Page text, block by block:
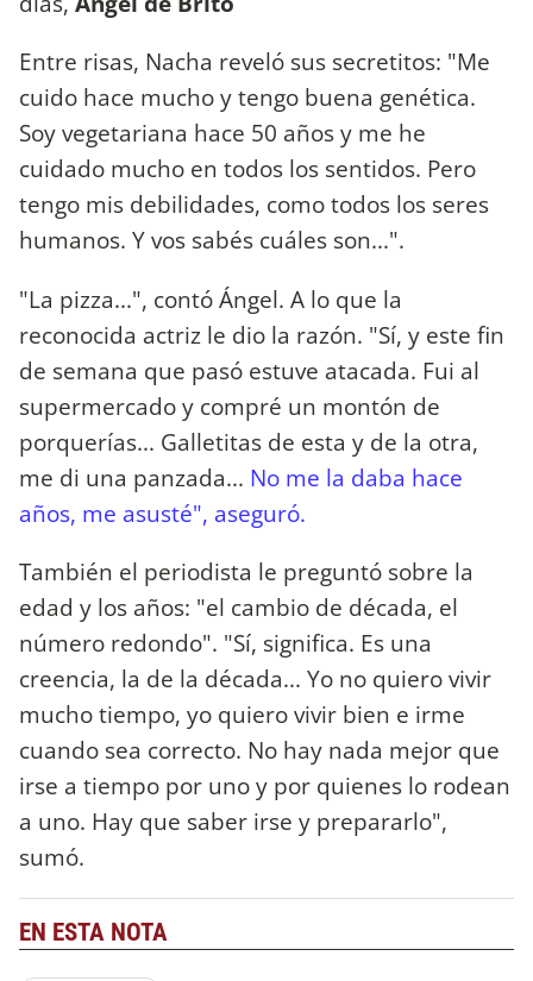
Entre risas, Nacha reveló sus secretitos: "Me
cuido hace mucho y tengo buena genética.
Soy vegetariana hace 50 años y me he
cuidado mucho en todos los sentidos. Pero
tengo mis debilidades, como todos los seres
humanos. Y vos sabés cuáles son...".
"La pizza...", contó Ángel. A lo que la
reconocida actriz le dio la razón. "Sí, y este fin
de semana que pasó estuve atacada. Fui al
supermercado y compré un montón de
porquerías... Galletitas de esta y de la otra,
me di una panzada... No me la daba hace
años, me asusté", aseguró.
También el periodista le preguntó sobre la
edad y los años: "el cambio de década, el
número redondo". "Sí, significa. Es una
creencia, la de la década... Yo no quiero vivir
mucho tiempo, yo quiero vivir bien e irme
cuando sea correcto. No hay nada mejor que
irse a tiempo por uno y por quienes lo rodean
a uno. Hay que saber irse y prepararlo",
sumó.
EN ESTA NOTA